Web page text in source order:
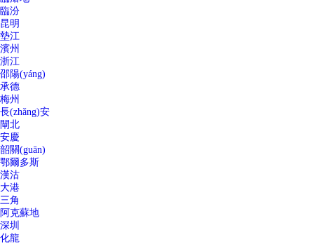
臨汾
昆明
墊江
濱州
浙江
邵陽(yáng)
承德
梅州
長(zhǎng)安
閘北
安慶
韶關(guān)
鄂爾多斯
漢沽
大港
三角
阿克蘇地
深圳
化龍